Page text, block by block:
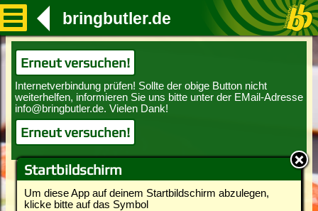
Startbildschirm
Um diese App auf deinem Startbildschirm abzulegen,
klicke bitte auf das Symbol
bringbutler.de
Erneut versuchen!
Erneut versuchen!